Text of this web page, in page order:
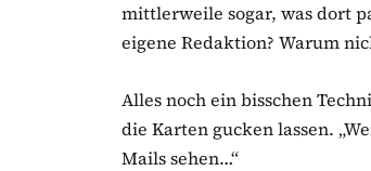
mittlerweile sogar, was dort
eigene Redaktion? Warum
Alles noch ein bisschen
die Karten gucken lassen.
Mails sehen…“